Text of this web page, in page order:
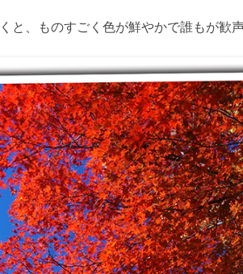
と、ものすごく色が鮮やかで誰もが歓声